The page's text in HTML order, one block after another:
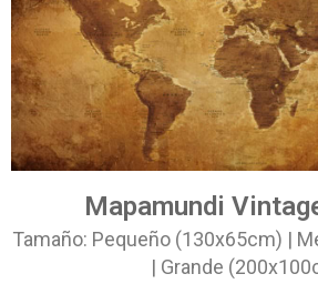
Mapamundi
Tamaño: Pequeño (130x65cm) |
| Grande